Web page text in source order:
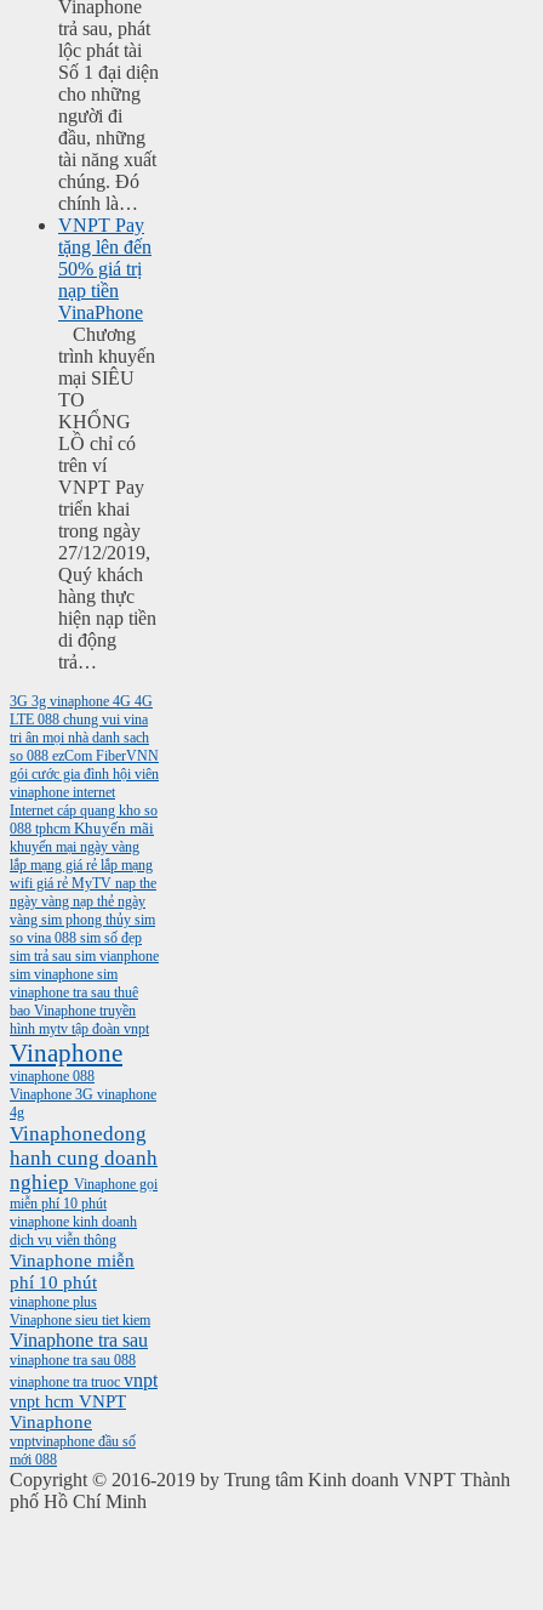
Vinaphone
trả sau, phát
lộc phát tài
Số 1 đại diện
cho những
người đi
đầu, những
tài năng xuất
chúng. Đó
chính là…
VNPT Pay
tặng lên đến
50% giá trị
nạp tiền
VinaPhone
Chương
trình khuyến
mại SIÊU
TO
KHỔNG
LỒ chỉ có
trên ví
VNPT Pay
triển khai
trong ngày
27/12/2019,
Quý khách
hàng thực
hiện nạp tiền
di động
trả…
3G 3g vinaphone 4G 4G
LTE 088 chung vui vina
tri ân mọi nhà danh sach
so 088 ezCom FiberVNN
gói cước gia đình hội viên
vinaphone internet
Internet cáp quang kho so
088 tphcm Khuyến mãi
khuyến mại ngày vàng
lắp mạng giá rẻ lắp mạng
wifi giá rẻ MyTV nap the
ngày vàng nạp thẻ ngày
vàng sim phong thủy sim
so vina 088 sim số đẹp
sim trả sau sim vianphone
sim vinaphone sim
vinaphone tra sau thuê
bao Vinaphone truyền
hình mytv tập đoàn vnpt
Vinaphone
vinaphone 088
Vinaphone 3G vinaphone
4g
Vinaphonedong
hanh cung doanh
nghiep Vinaphone gọi
miễn phí 10 phút
vinaphone kinh doanh
dịch vụ viễn thông
Vinaphone miễn
phí 10 phút
vinaphone plus
Vinaphone sieu tiet kiem
Vinaphone tra sau
vinaphone tra sau 088
vinaphone tra truoc vnpt
vnpt hcm VNPT
Vinaphone
vnptvinaphone đầu số
mới 088
Copyright © 2016-2019 by Trung tâm Kinh doanh VNPT Thành
phố Hồ Chí Minh